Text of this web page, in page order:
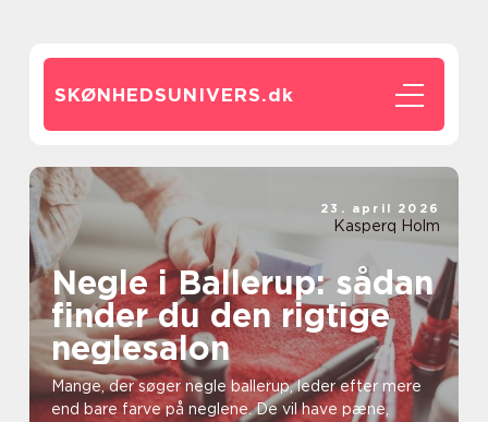
SKØNHEDSUNIVERS.dk
Negle i Ballerup: sådan
finder du den rigtige
neglesalon
Mange, der søger negle ballerup, leder efter mere
end bare farve på neglene. De vil have pæne,
23. april 2026
Kasperq Holm